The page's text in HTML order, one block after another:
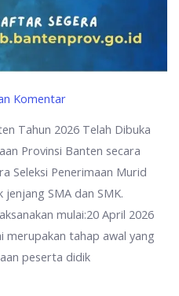
Komentar
Tahun 2026 Telah Dibuka
Provinsi Banten secara
Seleksi Penerimaan Murid
SMA dan SMK.
mulai:20 April 2026
merupakan tahap awal yang
peserta didik